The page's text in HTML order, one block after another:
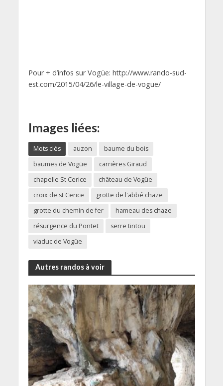
Pour + d’infos sur Vogüe: http://www.rando-sud-
est.com/2015/04/26/le-village-de-vogue/
Images liées:
Mots clés auzon
baume du bois
baumes de Vogüe
carrières Giraud
chapelle St Cerice
château de Vogüe
croix de st Cerice
grotte de l'abbé chaze
grotte du chemin de fer
hameau des chaze
résurgence du Pontet
serre tintou
viaduc de Vogüe
Autres randos à voir